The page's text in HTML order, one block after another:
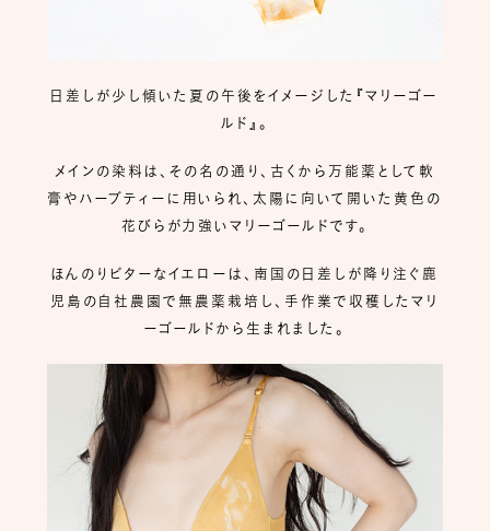
日差しが少し傾いた夏の午後をイメージした『マリーゴー
ルド』。
メインの染料は、その名の通り、古くから万能薬として軟
膏やハーブティーに用いられ、太陽に向いて開いた黄色の
花びらが力強いマリーゴールドです。
ほんのりビターなイエローは、南国の日差しが降り注ぐ鹿
児島の自社農園で無農薬栽培し、手作業で収穫したマリ
ーゴールドから生まれました。